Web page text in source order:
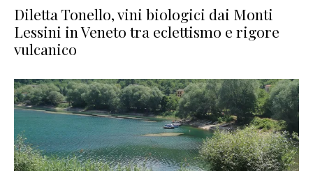
Diletta Tonello, vini biologici dai Monti
Lessini in Veneto tra eclettismo e rigore
vulcanico